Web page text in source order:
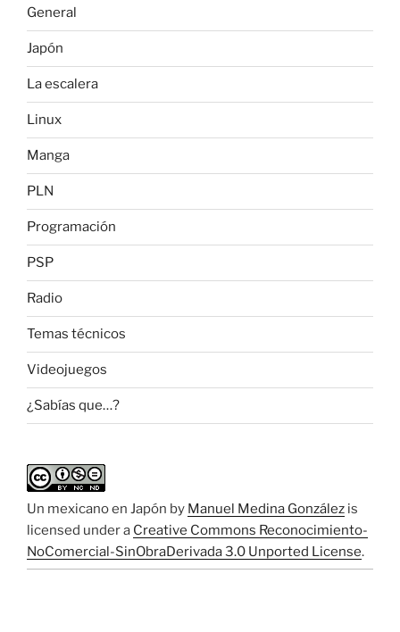
General
Japón
La escalera
Linux
Manga
PLN
Programación
PSP
Radio
Temas técnicos
Videojuegos
¿Sabías que…?
Un mexicano en Japón by Manuel Medina González is
licensed under a Creative Commons Reconocimiento-
NoComercial-SinObraDerivada 3.0 Unported License.